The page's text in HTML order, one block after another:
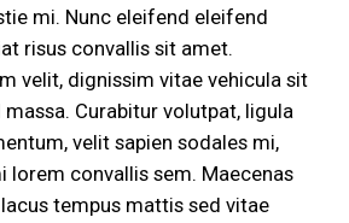
mi. Nunc eleifend eleifend
risus convallis sit amet.
velit, dignissim vitae vehicula sit
Curabitur volutpat, ligula
velit sapien sodales mi,
lorem convallis sem. Maecenas
tempus mattis sed vitae